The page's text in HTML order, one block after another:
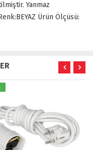
Yanmaz
Ürün Ölçüsü: